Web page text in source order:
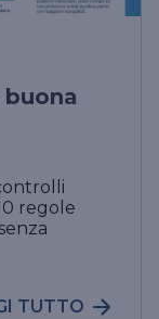
regole
TUTTO